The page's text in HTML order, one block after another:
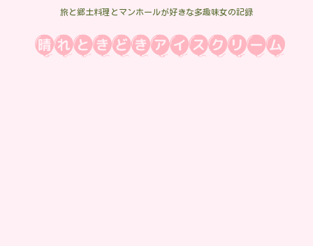
旅と郷土料理とマンホールが好きな多趣味女の記録